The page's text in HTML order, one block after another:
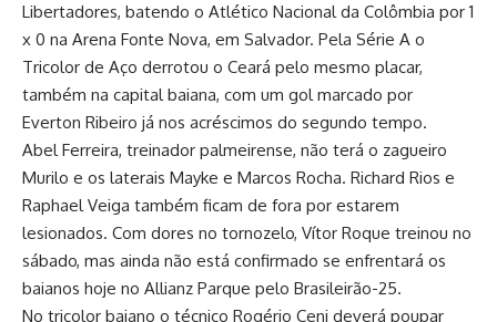
Libertadores, batendo o Atlético Nacional da Colômbia por 1
x 0 na Arena Fonte Nova, em Salvador. Pela Série A o
Tricolor de Aço derrotou o Ceará pelo mesmo placar,
também na capital baiana, com um gol marcado por
Everton Ribeiro já nos acréscimos do segundo tempo.
Abel Ferreira, treinador palmeirense, não terá o zagueiro
Murilo e os laterais Mayke e Marcos Rocha. Richard Rios e
Raphael Veiga também ficam de fora por estarem
lesionados. Com dores no tornozelo, Vítor Roque treinou no
sábado, mas ainda não está confirmado se enfrentará os
baianos hoje no Allianz Parque pelo Brasileirão-25.
No tricolor baiano o técnico Rogério Ceni deverá poupar